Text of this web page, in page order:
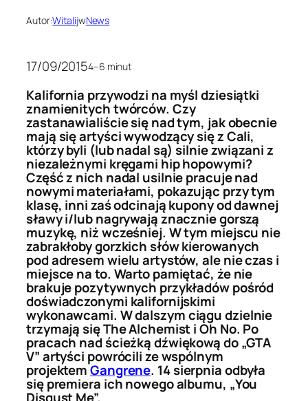
Autor:WitalijwNews
17/09/20154–6 minut
Kalifornia przywodzi na myśl dziesiątki
znamienitych twórców. Czy
zastanawialiście się nad tym, jak obecnie
mają się artyści wywodzący się z Cali,
którzy byli (lub nadal są) silnie związani z
niezależnymi kręgami hip hopowymi?
Część z nich nadal usilnie pracuje nad
nowymi materiałami, pokazując przy tym
klasę, inni zaś odcinają kupony od dawnej
sławy i/lub nagrywają znacznie gorszą
muzykę, niż wcześniej. W tym miejscu nie
zabrakłoby gorzkich słów kierowanych
pod adresem wielu artystów, ale nie czas i
miejsce na to. Warto pamiętać, że nie
brakuje pozytywnych przykładów pośród
doświadczonymi kalifornijskimi
wykonawcami. W dalszym ciągu dzielnie
trzymają się The Alchemist i Oh No. Po
pracach nad ścieżką dźwiękową do „GTA
V” artyści powrócili ze wspólnym
projektemGangrene. 14 sierpnia odbyła
się premiera ich nowego albumu, „You